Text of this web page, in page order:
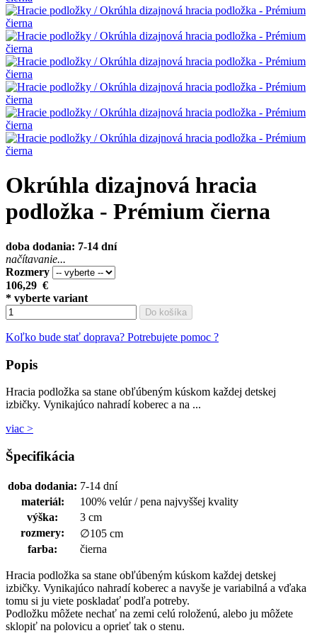
Okrúhla dizajnová hracia
podložka - Prémium čierna
doba dodania: 7-14 dní
načítavanie...
Rozmery
106,29 €
* vyberte variant
Do košíka
Koľko bude stať doprava? Potrebujete pomoc ?
Popis
Hracia podložka sa stane obľúbeným kúskom každej detskej
izbičky. Vynikajúco nahradí koberec a na ...
viac >
Špecifikácia
doba dodania: 7-14 dní
materiál:
100% velúr / pena najvyššej kvality
výška:
3 cm
rozmery:
∅105 cm
farba:
čierna
Hracia podložka sa stane obľúbeným kúskom každej detskej
izbičky. Vynikajúco nahradí koberec a navyše je variabilná a vďaka
tomu si ju viete poskladať podľa potreby.
Podložku môžete nechať na zemi celú roloženú, alebo ju môžete
sklopiť na polovicu a oprieť tak o stenu.